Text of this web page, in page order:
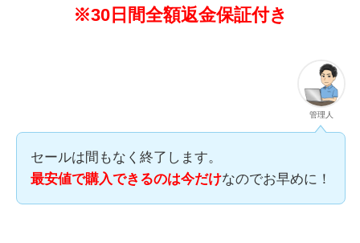
※30日間全額返金保証付き
管理人
セールは間もなく終了します。
最安値で購入できるのは今だけなのでお早めに！